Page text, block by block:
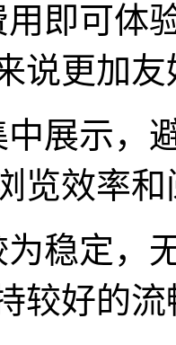
即可体
说更加
展示，
览效率
稳定，
较好的